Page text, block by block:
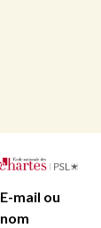
E-mail ou
nom